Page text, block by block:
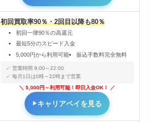
初回買取率90％・2回目以降も80％
初回一律90％の高還元
最短5分のスピード入金
5,000円から利用可能
振込手数料完全無料
営業時間 9:00～22:00
毎月1日は0時～22時まで営業
5,000円～利用可能！即日入金OK！
キャリアペイを見る